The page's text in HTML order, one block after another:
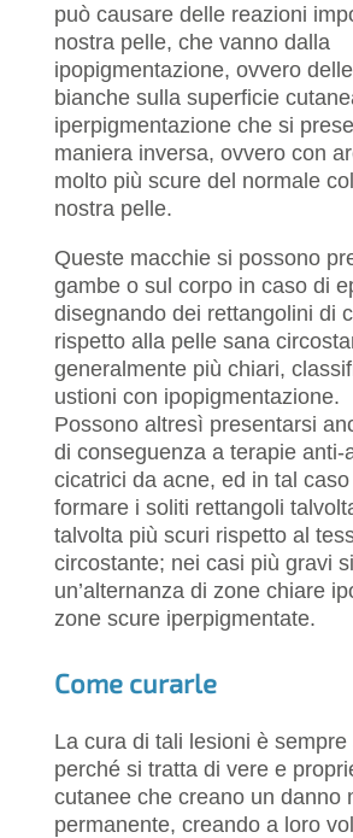
può causare delle reazioni
nostra pelle, che vanno dalla
ipopigmentazione, ovvero
bianche sulla superficie
iperpigmentazione che si
maniera inversa, ovvero con
molto più scure del normale
nostra pelle.
Queste macchie si possono
gambe o sul corpo in caso di
disegnando dei rettangolini di
rispetto alla pelle sana
generalmente più chiari,
ustioni con ipopigmentazione.
Possono altresì presentarsi
di conseguenza a terapie anti-
cicatrici da acne, ed in tal
formare i soliti rettangoli
talvolta più scuri rispetto al
circostante; nei casi più gravi
un’alternanza di zone chiare
zone scure iperpigmentate.
Come curarle
La cura di tali lesioni è
perché si tratta di vere e
cutanee che creano un danno
permanente, creando a loro